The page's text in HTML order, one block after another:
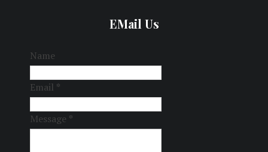
EMail Us
Name
Email *
Message *